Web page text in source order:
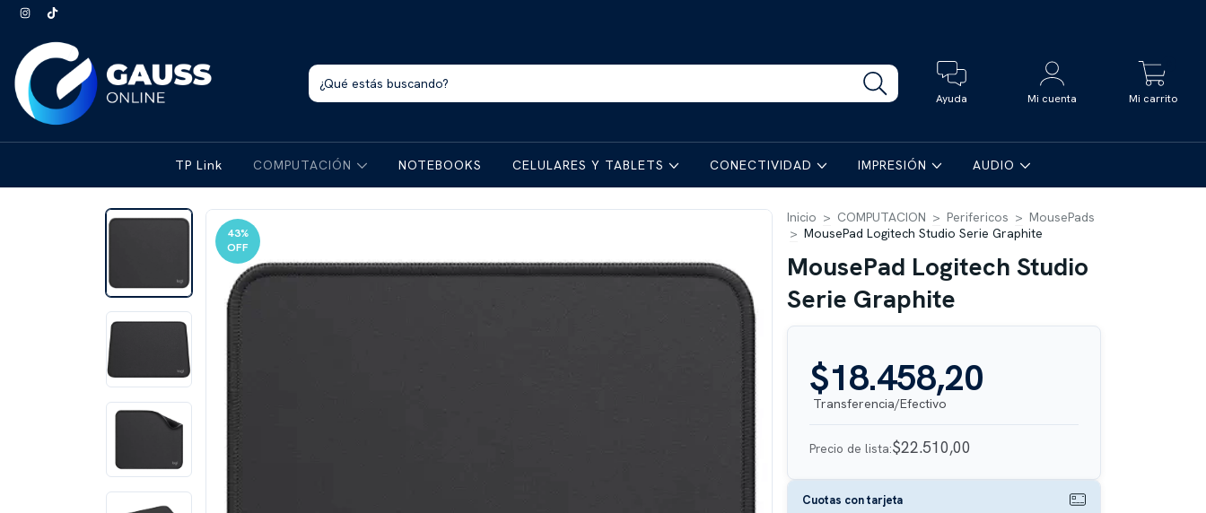
Ayuda Mi cuenta Mi carrito
TP Link COMPUTACIÓN NOTEBOOKS CELULARES Y TABLETS CONECTIVIDAD IMPRESIÓN AUDIO
43%
OFF
Inicio > COMPUTACION > Perifericos > MousePads
> MousePad Logitech Studio Serie Graphite
MousePad Logitech Studio
Serie Graphite
$18.458,20
Precio de lista:$22.510,00
Cuotas con tarjeta